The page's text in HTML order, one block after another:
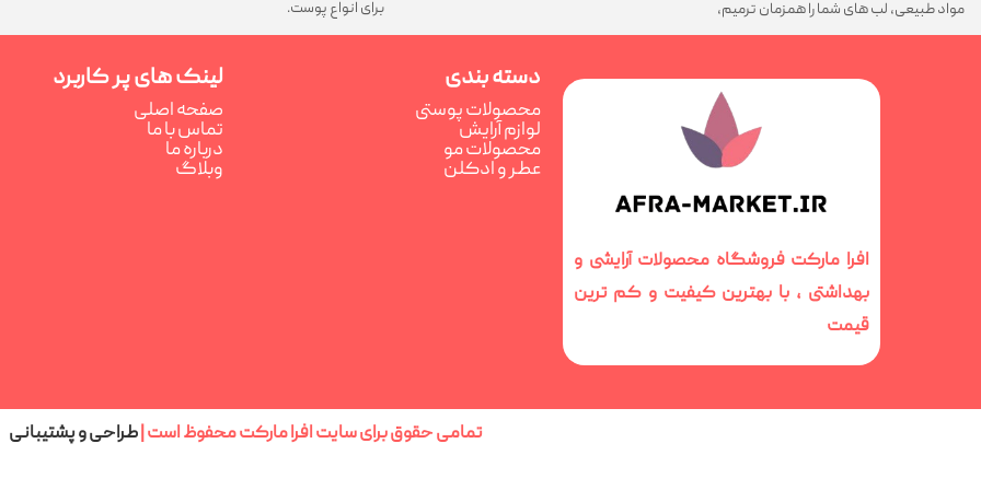
مواد طبیعی، لب های شما را همزمان ترمیم،
تغذیه و فوق العاده درخشان می کند
برای انواع پوست.
افرا مارکت فروشگاه محصولات آرایشی و
بهداشتی ، با بهترین کیفیت و کم ترین
قیمت
دسته بندی
محصولات پوستی
لوازم آرایش
محصولات مو
عطر و ادکلن
لینک های پر کاربرد
صفحه اصلی
تماس با ما
درباره ما
وبلاگ
تمامی حقوق برای سایت افرا مارکت محفوظ است | طراحی و پشتیبانی